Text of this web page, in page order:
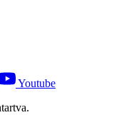
Youtube